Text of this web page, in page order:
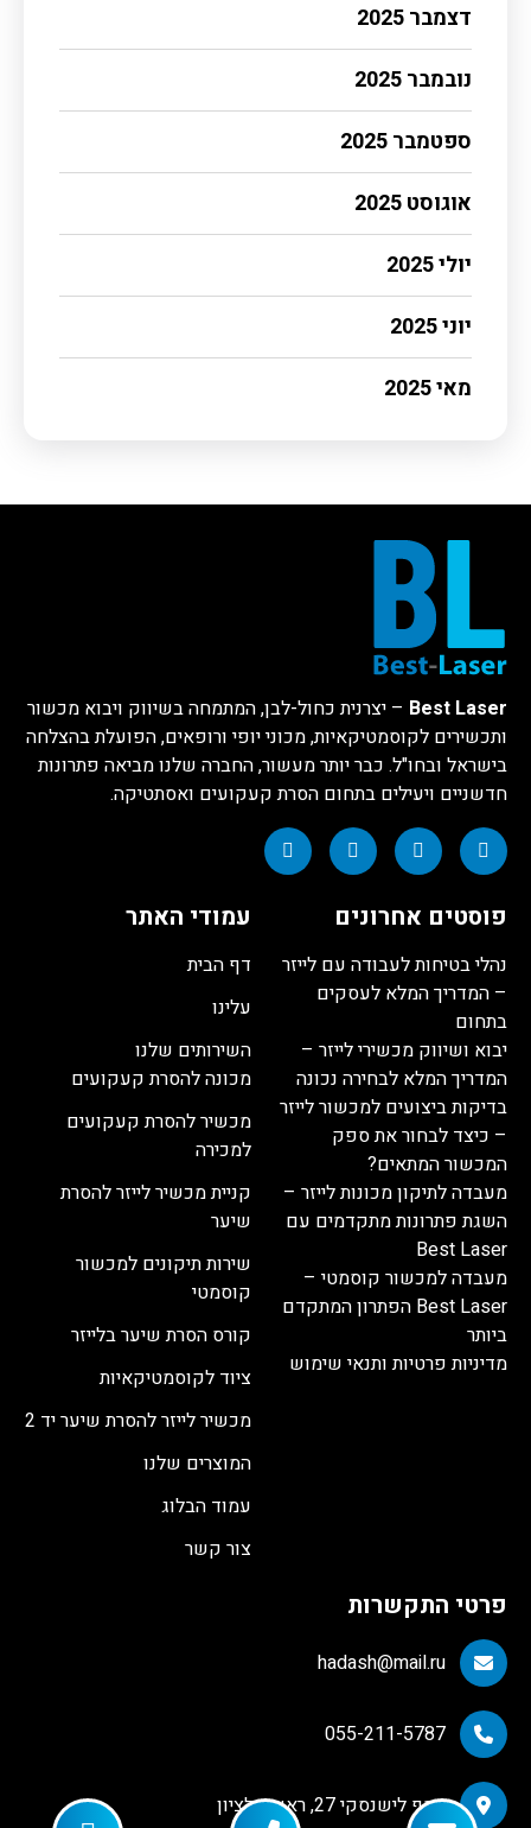
דצמבר 2025
נובמבר 2025
ספטמבר 2025
אוגוסט 2025
יולי 2025
יוני 2025
מאי 2025
Best Laser – יצרנית כחול-לבן, המתמחה בשיווק ויבוא מכשור
ותכשירים לקוסמטיקאיות, מכוני יופי ורופאים, הפועלת בהצלחה
בישראל ובחו"ל. כבר יותר מעשור, החברה שלנו מביאה פתרונות
חדשניים ויעילים בתחום הסרת קעקועים ואסתטיקה.
פוסטים אחרונים
נהלי בטיחות לעבודה עם לייזר
– המדריך המלא לעסקים
בתחום
יבוא ושיווק מכשירי לייזר –
המדריך המלא לבחירה נכונה
בדיקות ביצועים למכשור לייזר
– כיצד לבחור את ספק
המכשור המתאים?
מעבדה לתיקון מכונות לייזר –
השגת פתרונות מתקדמים עם
Best Laser
מעבדה למכשור קוסמטי –
Best Laser הפתרון המתקדם
ביותר
מדיניות פרטיות ותנאי שימוש
עמודי האתר
דף הבית
עלינו
השירותים שלנו
מכונה להסרת קעקועים
מכשיר להסרת קעקועים
למכירה
קניית מכשיר לייזר להסרת
שיער
שירות תיקונים למכשור
קוסמטי
קורס הסרת שיער בלייזר
ציוד לקוסמטיקאיות
מכשיר לייזר להסרת שיער יד 2
המוצרים שלנו
עמוד הבלוג
צור קשר
פרטי התקשרות
hadash@mail.ru
055-211-5787
יוסף לישנסקי 27, ראשון לציון